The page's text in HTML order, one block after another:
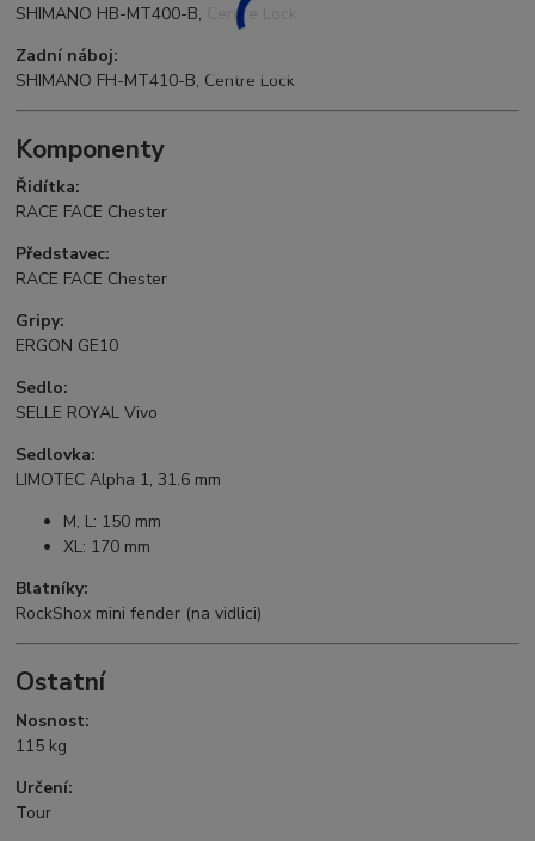
SHIMANO HB-MT400-B, Centre Lock
Zadní náboj:
SHIMANO FH-MT410-B, Centre Lock
Komponenty
Řidítka:
RACE FACE Chester
Představec:
RACE FACE Chester
Gripy:
ERGON GE10
Sedlo:
SELLE ROYAL Vivo
Sedlovka:
LIMOTEC Alpha 1, 31.6 mm
M, L: 150 mm
XL: 170 mm
Blatníky:
RockShox mini fender (na vidlici)
Ostatní
Nosnost:
115 kg
Určení:
Tour